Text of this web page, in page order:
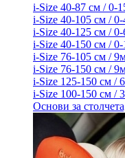
i-Size 40-87 см / 0-
i-Size 40-105 см / 0-
i-Size 40-125 см / 0-
i-Size 40-150 см / 0-
i-Size 76-105 см /
i-Size 76-150 см /
i-Size 125-150 см /
i-Size 100-150 см /
Основи за